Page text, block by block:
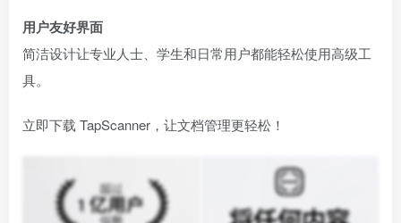
用户友好界面
简洁设计让专业人士、学生和日常用户都能轻松使用高级工
具。
立即下载 TapScanner，让文档管理更轻松！